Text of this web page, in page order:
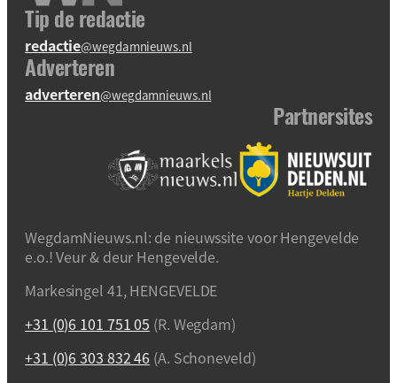
Tip de redactie
redactie@wegdamnieuws.nl
Adverteren
adverteren@wegdamnieuws.nl
Partnersites
WegdamNieuws.nl: de nieuwssite voor Hengevelde
e.o.! Veur & deur Hengevelde.
Markesingel 41, HENGEVELDE
+31 (0)6 101 751 05 (R. Wegdam)
+31 (0)6 303 832 46 (A. Schoneveld)